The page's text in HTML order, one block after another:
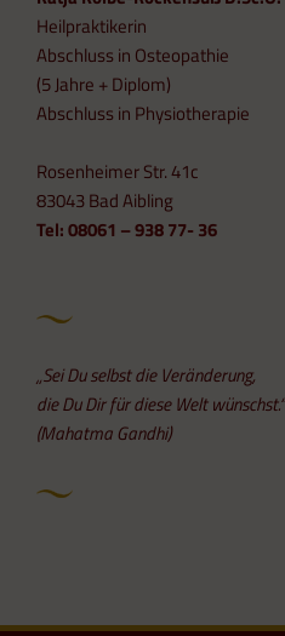
Heilpraktikerin
Abschluss in Osteopathie
(5 Jahre + Diplom)
Abschluss in Physiotherapie
Rosenheimer Str. 41c
83043 Bad Aibling
Tel: 08061 – 938 77- 36
„Sei Du selbst die Veränderung,
die Du Dir für diese Welt wünschst.“
(Mahatma Gandhi)